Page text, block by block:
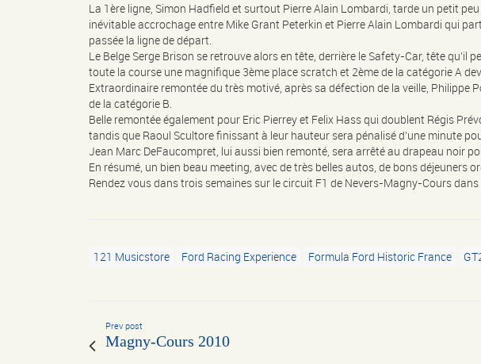
La 1ère ligne, Simon Hadfield et surtout Pierre Alain Lombardi, tarde un petit
inévitable accrochage entre Mike Grant Peterkin et Pierre Alain Lombardi qui
passée la ligne de départ.
Le Belge Serge Brison se retrouve alors en tête, derrière le Safety-Car, tête
toute la course une magnifique 3ème place scratch et 2ème de la catégorie A
Extraordinaire remontée du très motivé, après sa défection de la veille,
de la catégorie B.
Belle remontée également pour Eric Pierrey et Felix Hass qui doublent Régis
tandis que Raoul Scultore finissant à leur hauteur sera pénalisé d’une minute
Jean Marc DeFaucompret, lui aussi bien remonté, sera arrêté au drapeau noir
En résumé, un bien beau meeting, avec de très belles autos, de bons
Rendez vous dans trois semaines sur le circuit F1 de Nevers-Magny-Cours dans
121 Musicstore Ford Racing Experience Formula Ford Historic France
Prev post
Magny-Cours 2010